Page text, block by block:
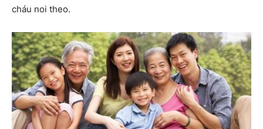
cháu noi theo.